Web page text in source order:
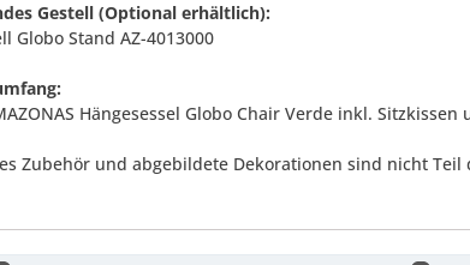
Gestell (Optional erhältlich):
Globo Stand AZ-4013000
Hängesessel Globo Chair Verde inkl. Sitzkissen
Zubehör und abgebildete Dekorationen sind nicht